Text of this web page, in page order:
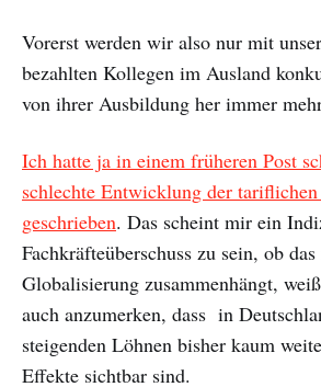
Vorerst werden wir also nur mit
bezahlten Kollegen im Ausland
von ihrer Ausbildung her immer
Ich hatte ja in einem früheren Post
schlechte Entwicklung der
geschrieben. Das scheint mir ein
Fachkräfteüberschuss zu sein, ob
Globalisierung zusammenhängt,
auch anzumerken, dass in
steigenden Löhnen bisher kaum
Effekte sichtbar sind.